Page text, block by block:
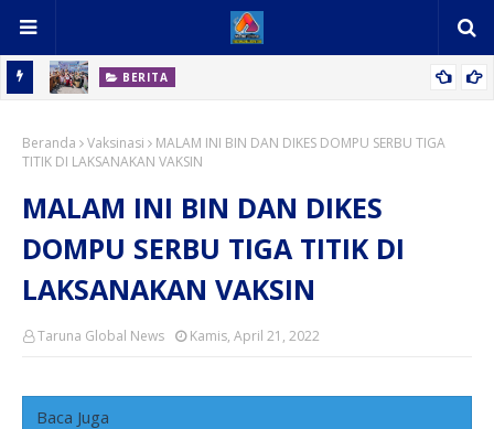
BERITA
Desa Percut
Beranda Vaksinasi
MALAM INI BIN DAN DIKES DOMPU SERBU TIGA
TITIK DI LAKSANAKAN VAKSIN
MALAM INI BIN DAN DIKES
DOMPU SERBU TIGA TITIK DI
LAKSANAKAN VAKSIN
Taruna Global News Kamis, April 21, 2022
Baca Juga